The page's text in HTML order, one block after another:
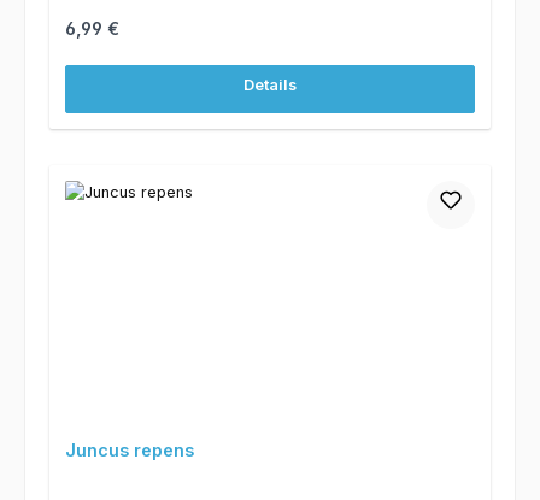
Regulärer Preis:
6,99 €
Details
Juncus repens